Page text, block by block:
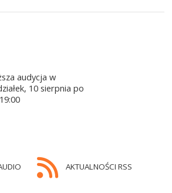
audycja w
10 sierpnia po
AKTUALNOŚCI RSS